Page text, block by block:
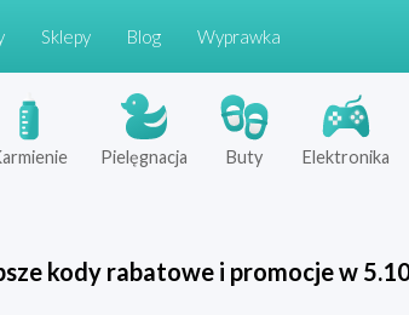
Sklepy Blog Wyprawka
Pielęgnacja Buty Elektronika
kody rabatowe i promocje w